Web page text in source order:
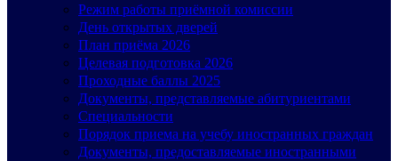
Режим работы приёмной комиссии
День открытых дверей
План приёма 2026
Целевая подготовка 2026
Проходные баллы 2025
Документы, представляемые абитуриентами
Специальности
Порядок приема на учебу иностранных граждан
Документы, предоставляемые иностранными